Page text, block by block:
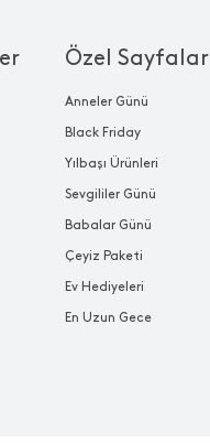
Özel Sayfalar
Anneler Günü
Black Friday
Yılbaşı Ürünleri
Sevgililer Günü
Babalar Günü
Çeyiz Paketi
Ev Hediyeleri
En Uzun Gece